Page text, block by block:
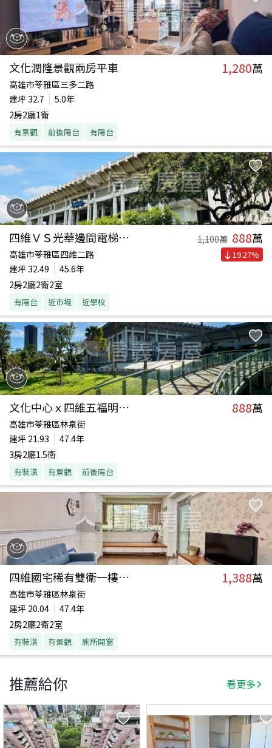
文化潤隆景觀兩房平車 1,280萬
高雄市苓雅區三多二路
建坪 32.7
5.0年
2房2廳1衛
有景觀 前後陽台 有陽台
四維ＶＳ光華邊間電梯華廈 1,100萬 888萬
高雄市苓雅區四維二路
建坪 32.49
45.6年
2房2廳2衛2室
有陽台 近市場 近學校
19.27%
文化中心ｘ四維五福明星宅 888萬
高雄市苓雅區林泉街
建坪 21.93
47.4年
3房2廳1.5衛
有裝潢 有景觀 前後陽台
四維國宅稀有雙衛一樓美屋 1,388萬
高雄市苓雅區林泉街
建坪 20.04
47.4年
2房2廳2衛2室
有裝潢 有景觀 廁所開窗
推薦給你 看更多